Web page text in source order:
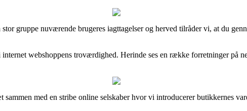
gruppe nuværende brugeres iagttagelser og herved tilråder vi, at du
webshoppens troværdighed. Herinde ses en række forretninger på
med en stribe online selskaber hvor vi introducerer butikkernes